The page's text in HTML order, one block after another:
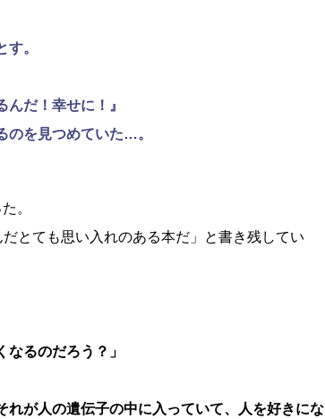
。
だ！幸せに！』
のを見つめていた…。
。
とても思い入れのある本だ」と書き残してい
なるのだろう？」
れが人の遺伝子の中に入っていて、人を好きにな